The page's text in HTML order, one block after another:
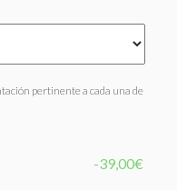
pertinente a cada una de
-39,00€